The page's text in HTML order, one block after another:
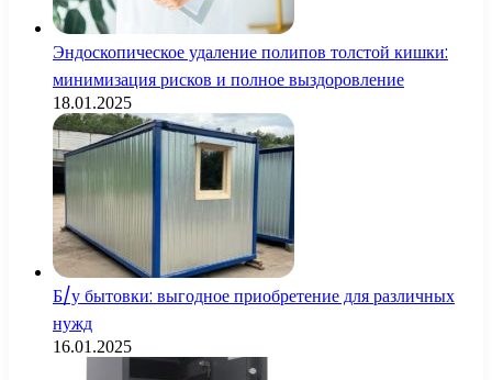
Эндоскопическое удаление полипов толстой кишки:
минимизация рисков и полное выздоровление
18.01.2025
Б/у бытовки: выгодное приобретение для различных
нужд
16.01.2025